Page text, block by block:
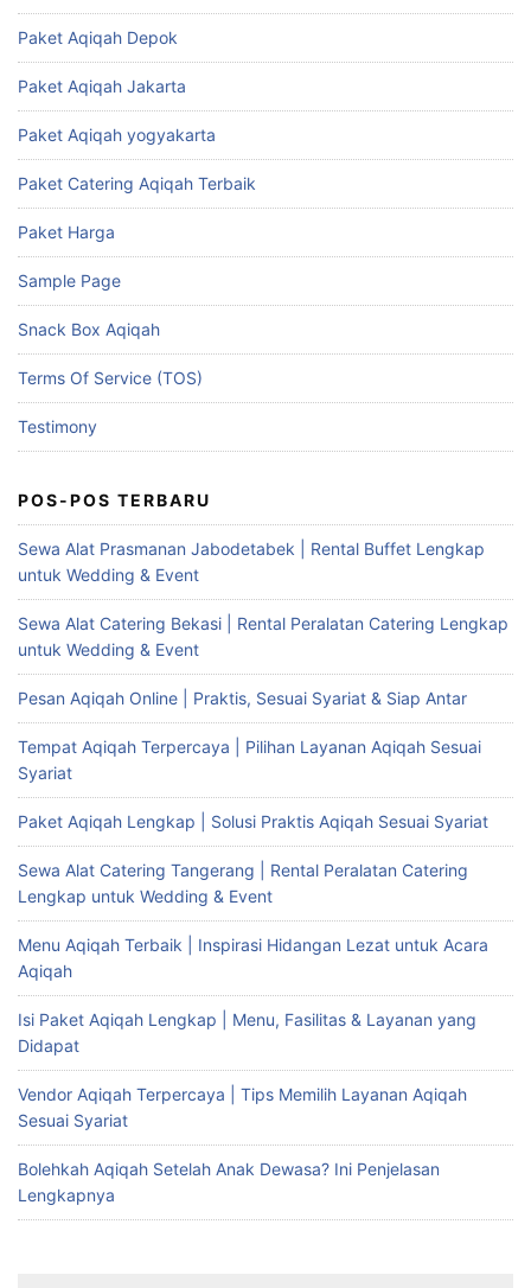
Paket Aqiqah Depok
Paket Aqiqah Jakarta
Paket Aqiqah yogyakarta
Paket Catering Aqiqah Terbaik
Paket Harga
Sample Page
Snack Box Aqiqah
Terms Of Service (TOS)
Testimony
POS-POS TERBARU
Sewa Alat Prasmanan Jabodetabek | Rental Buffet Lengkap
untuk Wedding & Event
Sewa Alat Catering Bekasi | Rental Peralatan Catering Lengkap
untuk Wedding & Event
Pesan Aqiqah Online | Praktis, Sesuai Syariat & Siap Antar
Tempat Aqiqah Terpercaya | Pilihan Layanan Aqiqah Sesuai
Syariat
Paket Aqiqah Lengkap | Solusi Praktis Aqiqah Sesuai Syariat
Sewa Alat Catering Tangerang | Rental Peralatan Catering
Lengkap untuk Wedding & Event
Menu Aqiqah Terbaik | Inspirasi Hidangan Lezat untuk Acara
Aqiqah
Isi Paket Aqiqah Lengkap | Menu, Fasilitas & Layanan yang
Didapat
Vendor Aqiqah Terpercaya | Tips Memilih Layanan Aqiqah
Sesuai Syariat
Bolehkah Aqiqah Setelah Anak Dewasa? Ini Penjelasan
Lengkapnya